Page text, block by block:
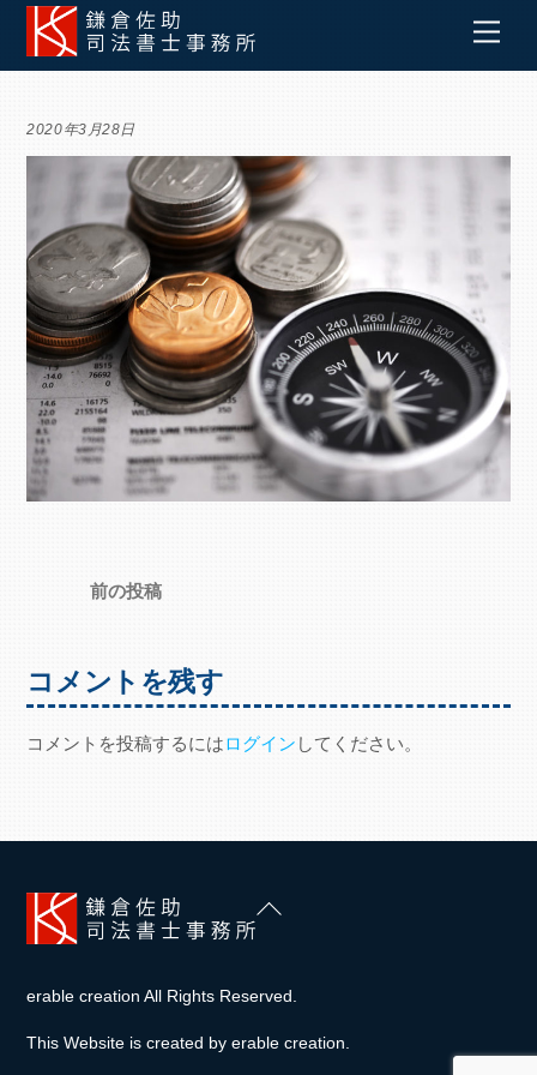
Skip
content
2020年3月28日
前の投稿
コメントを残す
コメントを投稿するにはログイン してください。
Back
erable creation All Rights Reserved.
This Website is created byerable creation